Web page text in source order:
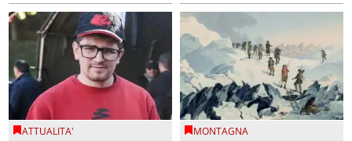
ATTUALITA' MONTAGNA